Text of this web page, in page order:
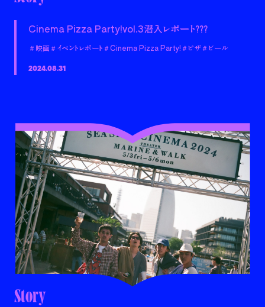
Cinema Pizza Party!vol.3潜入レポート???
＃映画＃イベントレポート ＃Cinema Pizza Party! ＃ピザ＃ビール
2024.08.31
Story